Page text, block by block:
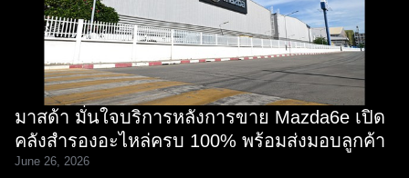
มาสด้า มั่นใจบริการหลังการขาย Mazda6e เปิด
คลังสำรองอะไหล่ครบ 100% พร้อมส่งมอบลูกค้า
June 26, 2026